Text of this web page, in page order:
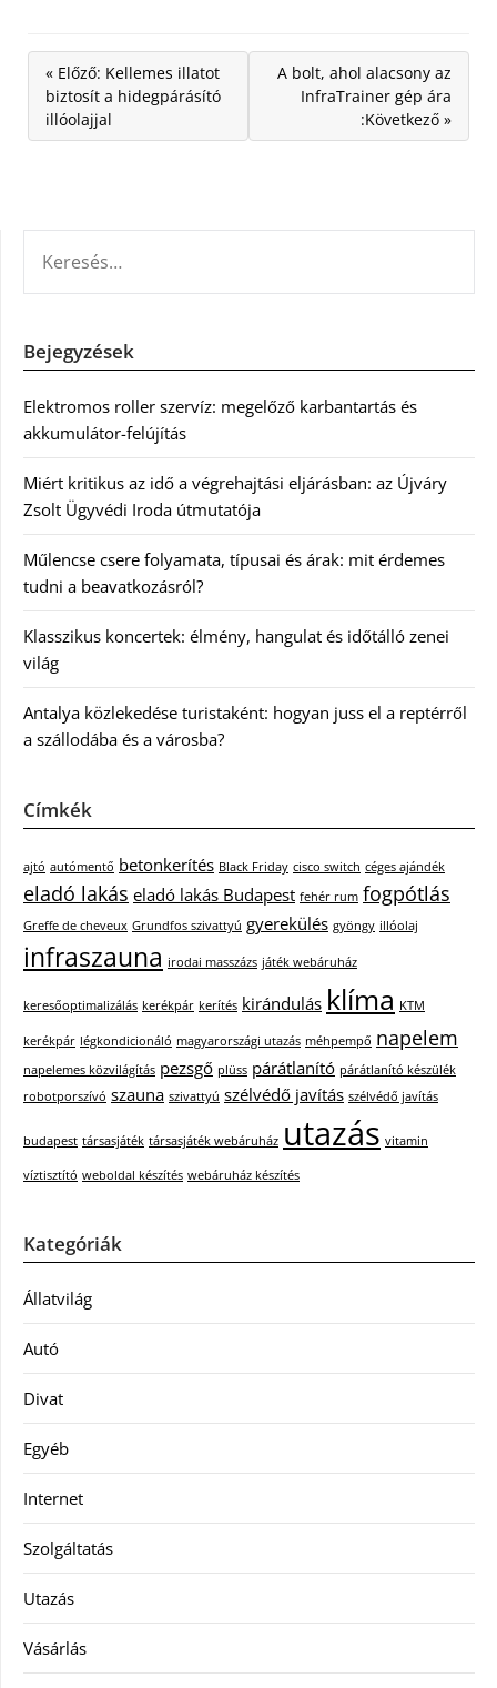
« Előző: Kellemes illatot
biztosít a hidegpárásító
illóolajjal
A bolt, ahol alacsony az
InfraTrainer gép ára
:Következő »
Bejegyzések
Elektromos roller szervíz: megelőző karbantartás és
akkumulátor-felújítás
Miért kritikus az idő a végrehajtási eljárásban: az Újváry
Zsolt Ügyvédi Iroda útmutatója
Műlencse csere folyamata, típusai és árak: mit érdemes
tudni a beavatkozásról?
Klasszikus koncertek: élmény, hangulat és időtálló zenei
világ
Antalya közlekedése turistaként: hogyan juss el a reptérről
a szállodába és a városba?
Címkék
ajtó autómentő betonkerítés Black Friday cisco switch céges ajándék
eladó lakás eladó lakás Budapest fehér rum fogpótlás
Greffe de cheveux Grundfos szivattyú gyerekülés gyöngy illóolaj
infraszauna irodai masszázs játék webáruház
keresőoptimalizálás kerékpár kerítés kirándulás klíma KTM
kerékpár légkondicionáló magyarországi utazás méhpempő napelem
napelemes közvilágítás pezsgő plüss párátlanító párátlanító készülék
robotporszívó szauna szivattyú szélvédő javítás szélvédő javítás
budapest társasjáték társasjáték webáruház utazás vitamin
víztisztító weboldal készítés webáruház készítés
Kategóriák
Állatvilág
Autó
Divat
Egyéb
Internet
Szolgáltatás
Utazás
Vásárlás